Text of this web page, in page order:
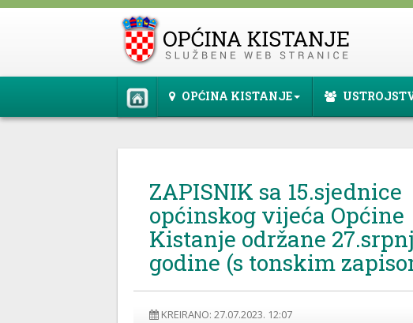
OPĆINA KISTANJE
ZAPISNIK sa 15.sjednice
općinskog vijeća Općine
Kistanje održane
godine (s tonskim
KREIRANO: 27.07.2023. 12:07